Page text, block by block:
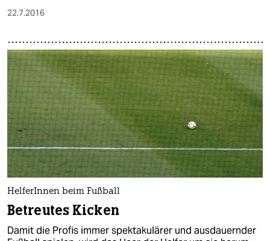
22.7.2016
HelferInnen beim Fußball
Betreutes Kicken
Damit die Profis immer spektakulärer und ausdauernder